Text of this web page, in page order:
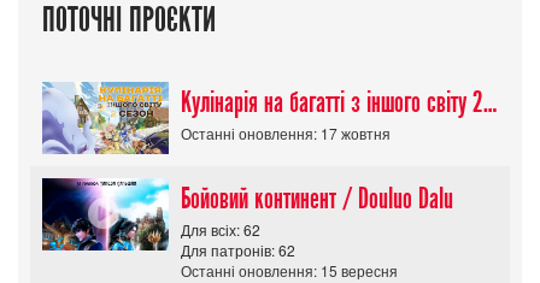
ПОТОЧНІ ПРОЄКТИ
Кулінарія на багатті з іншого світу 2 сезон/ Tondemo Skill de Isekai Hourou
Останні оновлення: 17 жовтня
Бойовий континент / Douluo Dalu
Для всіх: 62
Для патронів: 62
Останні оновлення: 15 вересня